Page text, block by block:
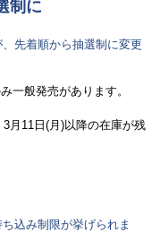
制に
先着順から抽選制に変更
一般発売があります。
月11日(月)以降の在庫が残
込み制限が挙げられま